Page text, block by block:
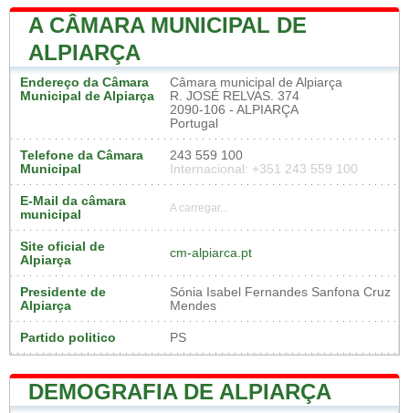
A CÂMARA MUNICIPAL DE
ALPIARÇA
Endereço da Câmara
Municipal de Alpiarça
Câmara municipal de Alpiarça
R. JOSÉ RELVAS. 374
2090-106 - ALPIARÇA
Portugal
Telefone da Câmara
Municipal
243 559 100
Internacional: +351 243 559 100
E-Mail da câmara
municipal
A carregar...
Site oficial de
Alpiarça
cm-alpiarca.pt
Presidente de
Alpiarça
Sónia Isabel Fernandes Sanfona Cruz
Mendes
Partido politico PS
DEMOGRAFIA DE ALPIARÇA